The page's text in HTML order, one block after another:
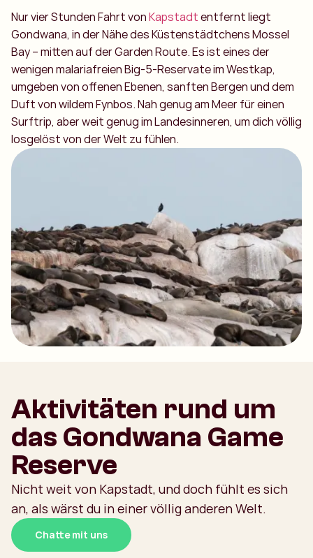
Nur vier Stunden Fahrt vonKapstadtentfernt liegt
Gondwana, in der Nähe des Küstenstädtchens Mossel
Bay – mitten auf der Garden Route. Es ist eines der
wenigen malariafreien Big-5-Reservate im Westkap,
umgeben von offenen Ebenen, sanften Bergen und dem
Duft von wildem Fynbos. Nah genug am Meer für einen
Surftrip, aber weit genug im Landesinneren, um dich völlig
losgelöst von der Welt zu fühlen.
Aktivitäten rund um
das Gondwana Game
Reserve
Nicht weit von Kapstadt, und doch fühlt es sich
an, als wärst du in einer völlig anderen Welt.
Chatte mit uns